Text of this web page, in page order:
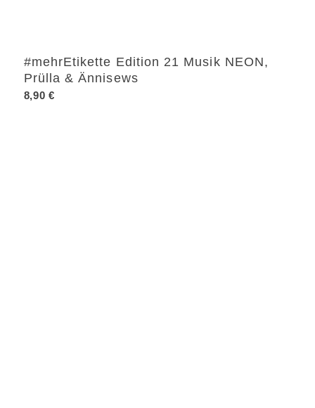
#mehrEtikette Edition 21 Musik NEON,
Prülla & Ännisews
8,90 €